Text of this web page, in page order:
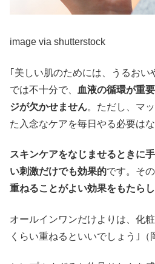
image via shutterstock
｢美しい肌のためには、うるおい
では不十分で、
血液の循環が重
ジが欠かせません。ただし、マ
た入念なケアを毎日やる必要はな
スキンケアをなじませるときに
い刺激だけでも効果的です。そ
重ねることがよい効果をもたら
オールインワンだけよりは、化
くらい重ねるといいでしょう｣（